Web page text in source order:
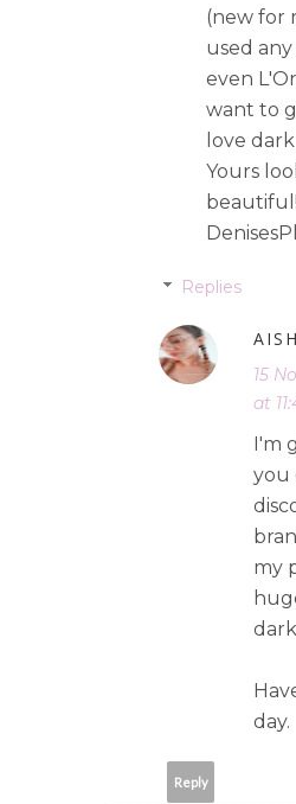
(new for
used
even
want to
love
Yours
beautiful!
Replies
15
at
I'm
you
my
day.
Reply